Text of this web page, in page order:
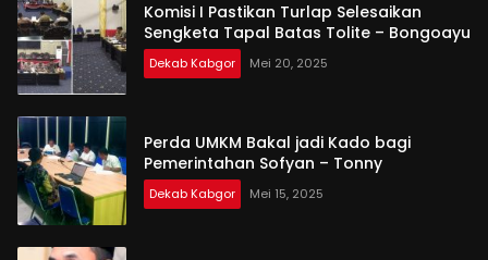
Komisi I Pastikan Turlap Selesaikan
Sengketa Tapal Batas Tolite – Bongoayu
Dekab Kabgor Mei 20, 2025
Perda UMKM Bakal jadi Kado bagi
Pemerintahan Sofyan – Tonny
Dekab Kabgor Mei 15, 2025